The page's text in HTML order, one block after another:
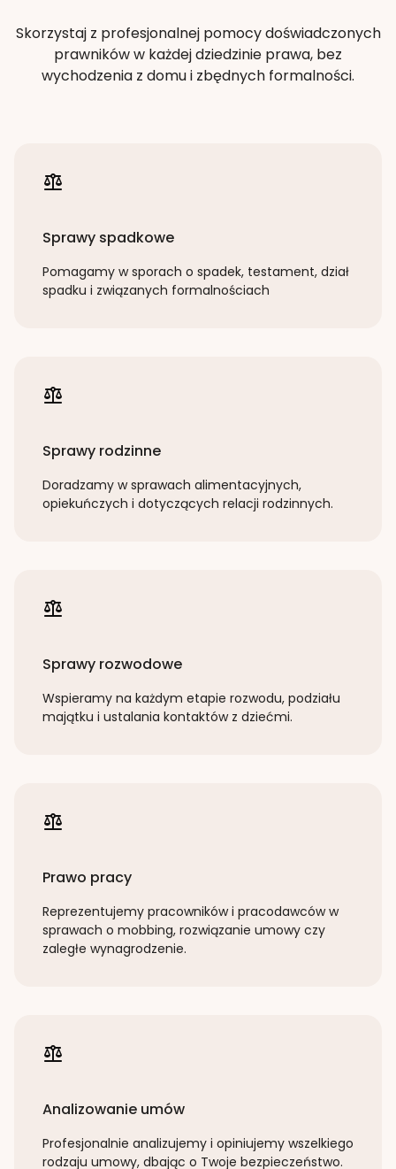
Skorzystaj z profesjonalnej pomocy doświadczonych
prawników w każdej dziedzinie prawa, bez
wychodzenia z domu i zbędnych formalności.
Sprawy spadkowe
Pomagamy w sporach o spadek, testament, dział
spadku i związanych formalnościach
Sprawy rodzinne
Doradzamy w sprawach alimentacyjnych,
opiekuńczych i dotyczących relacji rodzinnych.
Sprawy rozwodowe
Wspieramy na każdym etapie rozwodu, podziału
majątku i ustalania kontaktów z dziećmi.
Prawo pracy
Reprezentujemy pracowników i pracodawców w
sprawach o mobbing, rozwiązanie umowy czy
zaległe wynagrodzenie.
Analizowanie umów
Profesjonalnie analizujemy i opiniujemy wszelkiego
rodzaju umowy, dbając o Twoje bezpieczeństwo.